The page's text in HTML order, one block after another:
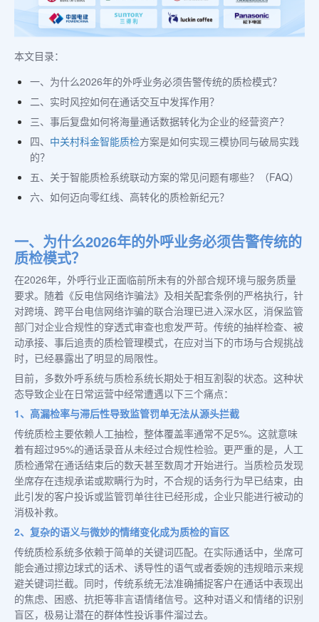
本文目录：
一、为什么2026年的外呼业务必须告警传统的质检模式？
二、实时风控如何在通话交互中发挥作用？
三、事后复盘如何将海量通话数据转化为企业的经营资产？
四、 中关村科金智能质检方案是如何实现三模协同与破局实践
的？
五、关于智能质检系统联动方案的常见问题有哪些？（FAQ）
六、如何迈向零红线、高转化的质检新纪元？
一、为什么2026年的外呼业务必须告警传统的
质检模式？
在2026年，外呼行业正面临前所未有的外部合规环境与服务质量
要求。随着《反电信网络诈骗法》及相关配套条例的严格执行，针
对跨境、跨平台电信网络诈骗的联合治理已进入深水区，消保监管
部门对企业合规性的穿透式审查也愈发严苛。传统的抽样检查、被
动承接、事后追责的质检管理模式，在应对当下的市场与合规挑战
时，已经暴露出了明显的局限性。
目前，多数外呼系统与质检系统长期处于相互割裂的状态。这种状
态导致企业在日常运营中经常遭遇以下三个痛点：
1、高漏检率与滞后性导致监管罚单无法从源头拦截
传统质检主要依赖人工抽检，整体覆盖率通常不足5%。这就意味
着有超过95%的通话录音从未经过合规性检验。更严重的是，人工
质检通常在通话结束后的数天甚至数周才开始进行。当质检员发现
坐席存在违规承诺或欺瞒行为时，不合规的话务行为早已结束，由
此引发的客户投诉或监管罚单往往已经形成，企业只能进行被动的
消极补救。
2、复杂的语义与微妙的情绪变化成为质检的盲区
传统质检系统多依赖于简单的关键词匹配。在实际通话中，坐席可
能会通过擦边球式的话术、诱导性的语气或者委婉的违规暗示来规
避关键词拦截。同时，传统系统无法准确捕捉客户在通话中表现出
的焦虑、困惑、抗拒等非言语情绪信号。这种对语义和情绪的识别
盲区，极易让潜在的群体性投诉事件溜过去。